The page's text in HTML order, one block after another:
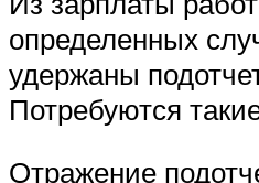
определенных
удержаны
Потребуются
Отражение